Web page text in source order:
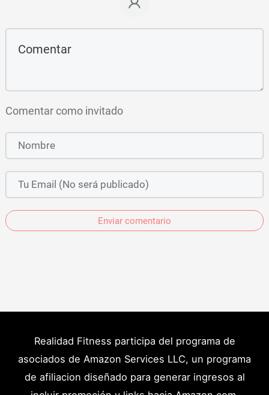
Comentar como invitado
Enviar comentario
Realidad Fitness participa del programa de
asociados de Amazon Services LLC, un programa
de afiliacion diseñado para generar ingresos al